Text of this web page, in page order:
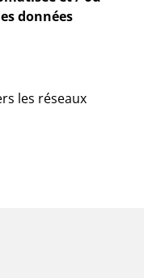
données
les réseaux